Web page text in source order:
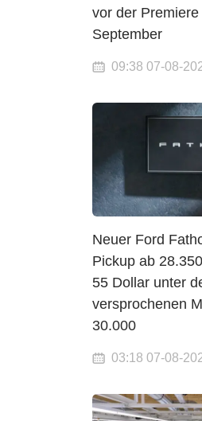
vor der Premiere
September
09:38 07-08-
Neuer Ford
Pickup ab
55 Dollar unter
versprochenen
30.000
03:18 07-08-